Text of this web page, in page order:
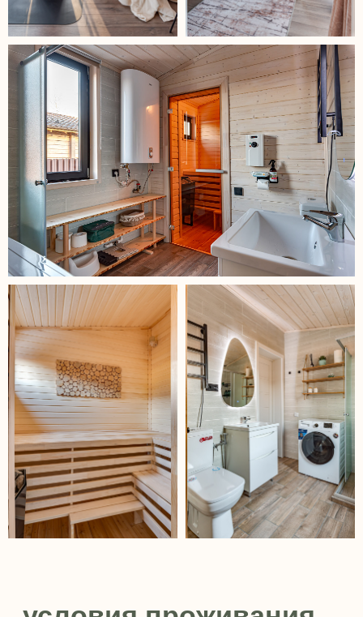
Политика конфиденциальности
Договор оферты
Все дома
Главная страница
20__ - 2025